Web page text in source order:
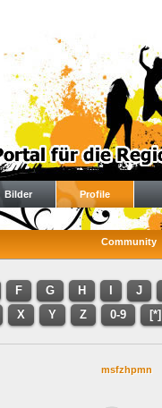
Bilder Profile
Community
F G H J
X Y Z 0-9 [*]
msfzhpmn